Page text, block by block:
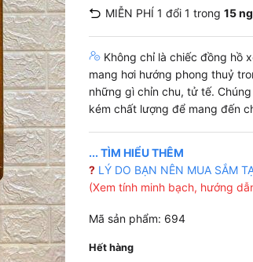
MIỄN PHÍ 1 đổi 1 trong 15
Không chỉ là chiếc đồng hồ
mang hơi hướng phong thuỷ
những gì chỉn chu, tử tế.
kém chất lượng để mang đến
... TÌM HIỂU THÊM
? LÝ DO BẠN NÊN MUA SẮM
(Xem tính minh bạch, hướng
Mã sản phẩm: 694
Hết hàng